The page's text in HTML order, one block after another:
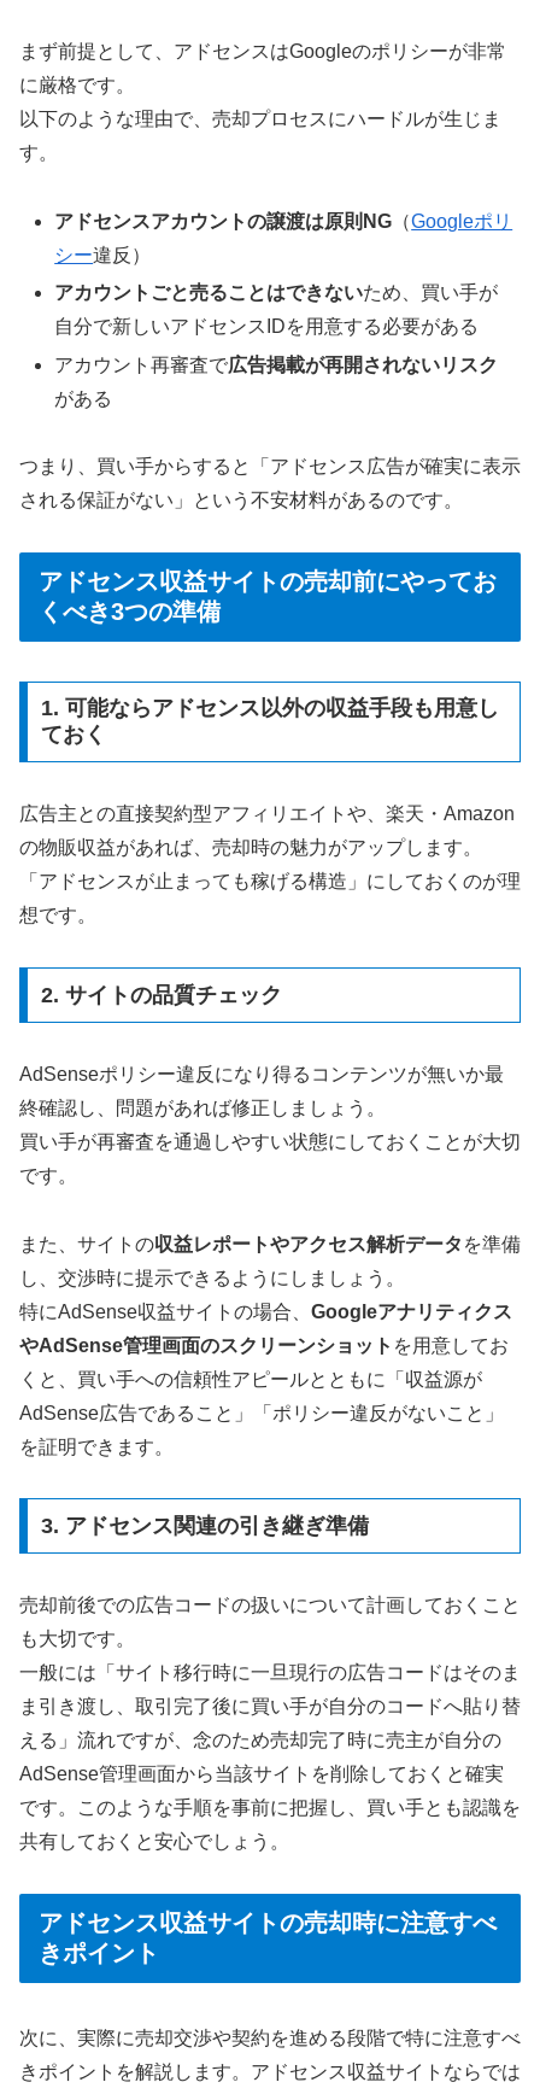
まず前提として、アドセンスはGoogleのポリシーが非常
に厳格です。
以下のような理由で、売却プロセスにハードルが生じま
す。
アドセンスアカウントの譲渡は原則NG （Googleポリ
シー違反）
アカウントごと売ることはできないため、買い手が
自分で新しいアドセンスIDを用意する必要がある
アカウント再審査で広告掲載が再開されないリスク
がある
つまり、買い手からすると「アドセンス広告が確実に表示
される保証がない」という不安材料があるのです。
アドセンス収益サイトの売却前にやってお
くべき3つの準備
1. 可能ならアドセンス以外の収益手段も用意し
ておく
広告主との直接契約型アフィリエイトや、楽天・Amazon
の物販収益があれば、売却時の魅力がアップします。
「アドセンスが止まっても稼げる構造」にしておくのが理
想です。
2. サイトの品質チェック
AdSenseポリシー違反になり得るコンテンツが無いか最
終確認し、問題があれば修正しましょう。
買い手が再審査を通過しやすい状態にしておくことが大切
です。
また、サイトの収益レポートやアクセス解析データ を準備
し、交渉時に提示できるようにしましょう。
特にAdSense収益サイトの場合、 Googleアナリティクス
やAdSense管理画面のスクリーンショット を用意してお
くと、買い手への信頼性アピールとともに「収益源が
AdSense広告であること」「ポリシー違反がないこと」
を証明できます。
3. アドセンス関連の引き継ぎ準備
売却前後での広告コードの扱いについて計画しておくこと
も大切です。
一般には「サイト移行時に一旦現行の広告コードはそのま
ま引き渡し、取引完了後に買い手が自分のコードへ貼り替
える」流れですが、念のため売却完了時に売主が自分の
AdSense管理画面から当該サイトを削除しておくと確実
です。このような手順を事前に把握し、買い手とも認識を
共有しておくと安心でしょう。
アドセンス収益サイトの売却時に注意すべ
きポイント
次に、実際に売却交渉や契約を進める段階で特に注意すべ
きポイントを解説します。アドセンス収益サイトならでは